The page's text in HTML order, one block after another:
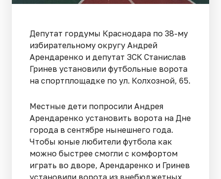
Депутат гордумы Краснодара по 38-му
избирательному округу Андрей
Арендаренко и депутат ЗСК Станислав
Гринев установили футбольные ворота
на спортплощадке по ул. Колхозной, 65.
Местные дети попросили Андрея
Арендаренко установить ворота на Дне
города в сентябре нынешнего года.
Чтобы юные любители футбола как
можно быстрее смогли с комфортом
играть во дворе, Арендаренко и Гринев
установили ворота из внебюджетных